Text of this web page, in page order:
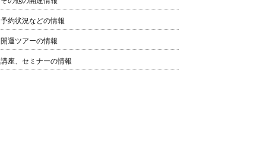
予約状況などの情報
開運ツアーの情報
講座、セミナーの情報